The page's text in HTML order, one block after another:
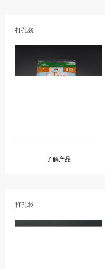
打孔袋
了解产品
打孔袋